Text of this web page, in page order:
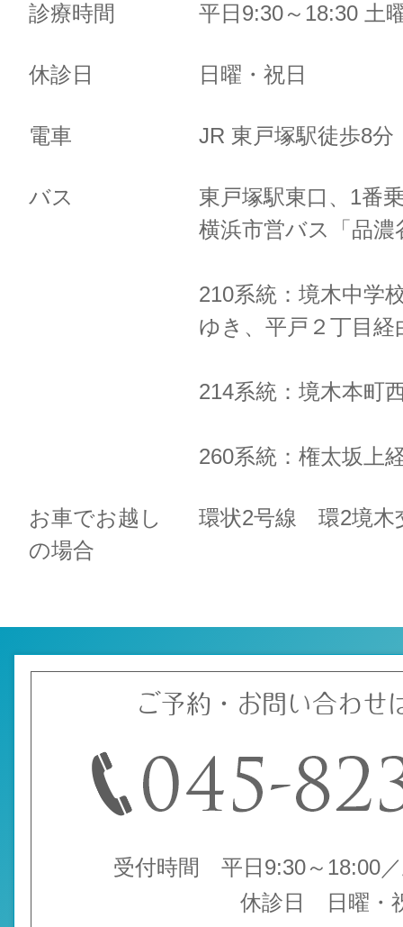
診療時間 平日9:30～18:30 土
休診日 日曜・祝日
電車 JR 東戸塚駅徒歩8
バス
東戸塚駅東口、1番
横浜市営バス「品
210系統：境木中学
ゆき、 平戸２丁目経
214系統：境木本町
260系統：権太坂上
お車でお越し
の場合
環状2号線 環2境木
ご予約・お問い合わせ
受付時間 平日9:30～18:00
休診日 日曜・